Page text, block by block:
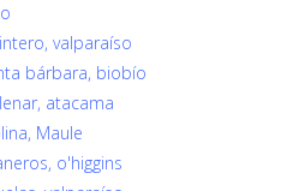
valparaíso
bárbara, biobío
atacama
Maule
o'higgins